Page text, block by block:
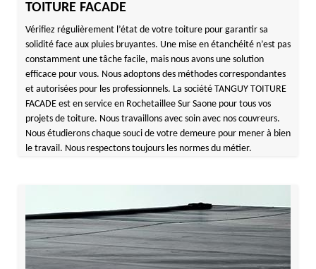
TOITURE FACADE
Vérifiez régulièrement l’état de votre toiture pour garantir sa
solidité face aux pluies bruyantes. Une mise en étanchéité n’est pas
constamment une tâche facile, mais nous avons une solution
efficace pour vous. Nous adoptons des méthodes correspondantes
et autorisées pour les professionnels. La société TANGUY TOITURE
FACADE est en service en Rochetaillee Sur Saone pour tous vos
projets de toiture. Nous travaillons avec soin avec nos couvreurs.
Nous étudierons chaque souci de votre demeure pour mener à bien
le travail. Nous respectons toujours les normes du métier.